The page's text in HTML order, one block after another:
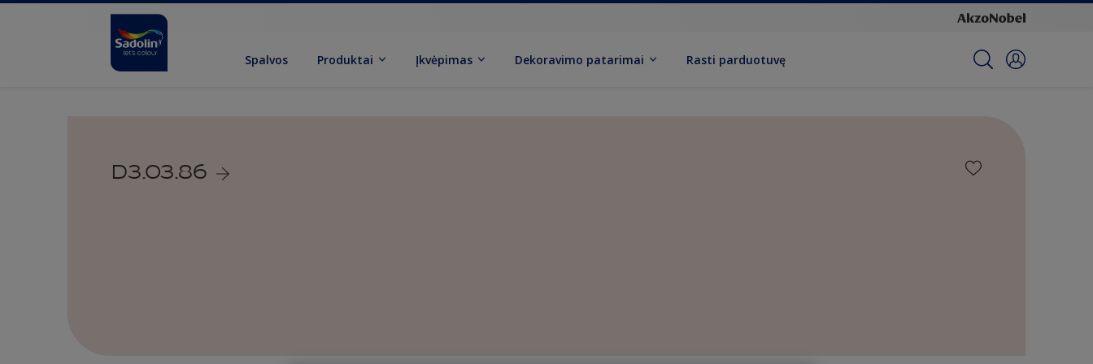
Spalvos Produktai Įkvėpimas Dekoravimo patarimai Rasti parduotuvę
D3.03.86